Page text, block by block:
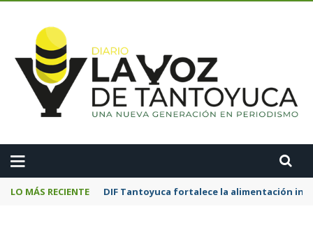
LO MÁS RECIENTE DIF Tantoyuca fortalece la alimentación